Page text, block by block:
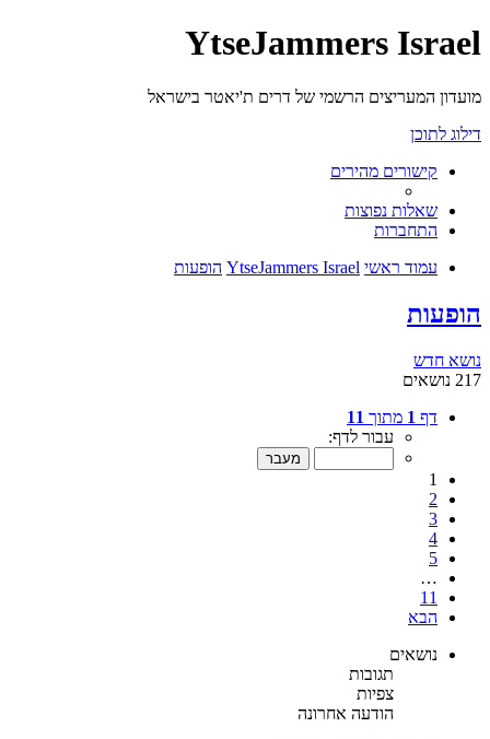
YtseJammers Israel
מועדון המעריצים הרשמי של דרים ת'יאטר בישראל
דילוג לתוכן
קישורים מהירים
שאלות נפוצות
התחברות
עמוד ראשי YtseJammers Israel הופעות
הופעות
נושא חדש
217 נושאים
דף 1 מתוך 11
עבור לדף:
1
2
3
4
5
…
11
הבא
נושאים
תגובות
צפיות
הודעה אחרונה